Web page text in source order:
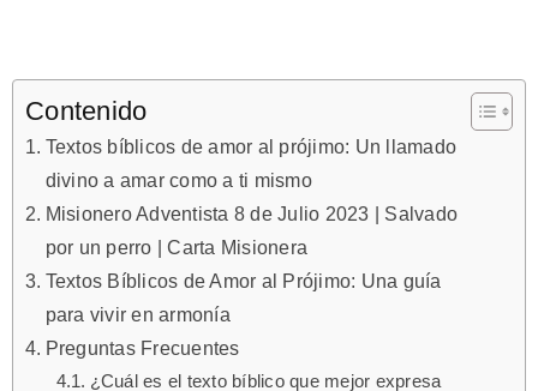
Contenido
Textos bíblicos de amor al prójimo: Un llamado
divino a amar como a ti mismo
Misionero Adventista 8 de Julio 2023 | Salvado
por un perro | Carta Misionera
Textos Bíblicos de Amor al Prójimo: Una guía
para vivir en armonía
Preguntas Frecuentes
¿Cuál es el texto bíblico que mejor expresa